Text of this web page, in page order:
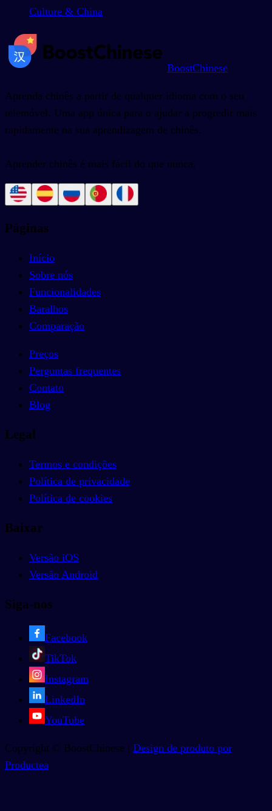
Culture & China
BoostChinese
Aprenda chinês a partir de qualquer idioma com o seu
telemóvel. Uma app única para o ajudar a progredir mais
rapidamente na sua aprendizagem de chinês.
Aprender chinês é mais fácil do que nunca.
Páginas
Início
Sobre nós
Funcionalidades
Baralhos
Comparação
Preços
Perguntas frequentes
Contato
Blog
Legal
Termos e condições
Política de privacidade
Política de cookies
Baixar
Versão iOS
Versão Android
Siga-nos
Facebook
TikTok
Instagram
LinkedIn
YouTube
Copyright © BoostChinese | Design de produto por
Productea